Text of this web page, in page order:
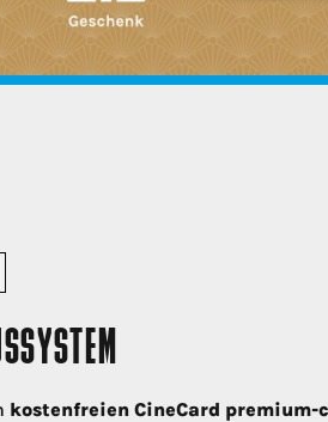
kostenfreien CineCard premium-